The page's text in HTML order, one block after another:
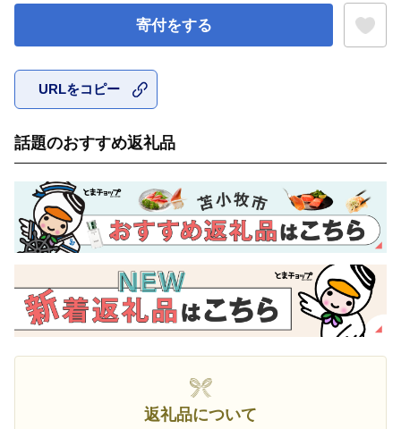
寄付をする
URLをコピー
話題のおすすめ返礼品
返礼品について